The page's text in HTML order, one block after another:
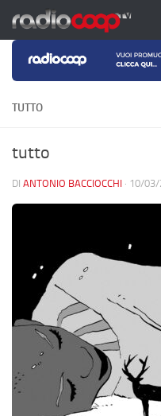
Salta al contenuto
TUTTO
tutto
DI ANTONIO BACCIOCCHI · 10/